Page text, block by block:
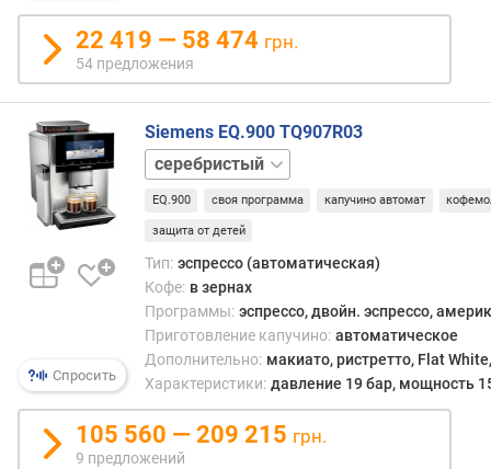
а
е
н
и
е
(
б
а
р
а
к
с
.
22 419 — 58 474 грн.
54 предложения
Спросить
Siemens EQ.900 TQ907R03
графит
EQ.900 своя программа капучино автомат
защита от детей
Тип: эспрессо (автоматическая)
Кофе: в зернах
Программы: эспрессо, двойн. эспрессо,
Приготовление капучино: автоматическое
Дополнительно: макиато, ристретто, Flat
Характеристики: давление 19 бар, мощность
105 560 — 209 215 грн.
9 предложений